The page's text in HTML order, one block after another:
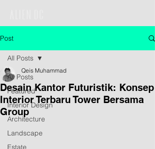
Post
All Posts
Featured
Interior Design
Architecture
Landscape
Estate
All Posts
Desain Kantor Futuristik: Konsep
Interior Terbaru Tower Bersama
Group
Qeis Muhammad